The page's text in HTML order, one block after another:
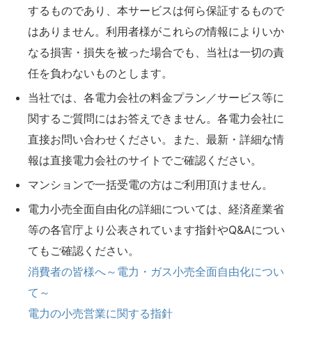
するものであり、本サービスは何ら保証するもので
はありません。利用者様がこれらの情報によりいか
なる損害・損失を被った場合でも、当社は一切の責
任を負わないものとします。
当社では、各電力会社の料金プラン／サービス等に
関するご質問にはお答えできません。各電力会社に
直接お問い合わせください。また、最新・詳細な情
報は直接電力会社のサイトでご確認ください。
マンションで一括受電の方はご利用頂けません。
電力小売全面自由化の詳細については、経済産業省
等の各官庁より公表されています指針やQ&Aについ
てもご確認ください。
消費者の皆様へ～電力・ガス小売全面自由化につい
て～
電力の小売営業に関する指針